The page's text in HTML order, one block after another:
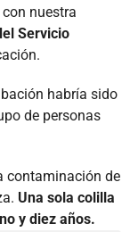
nuestra
Servicio
habría sido
de personas
contaminación de
Una sola colilla
y diez años.